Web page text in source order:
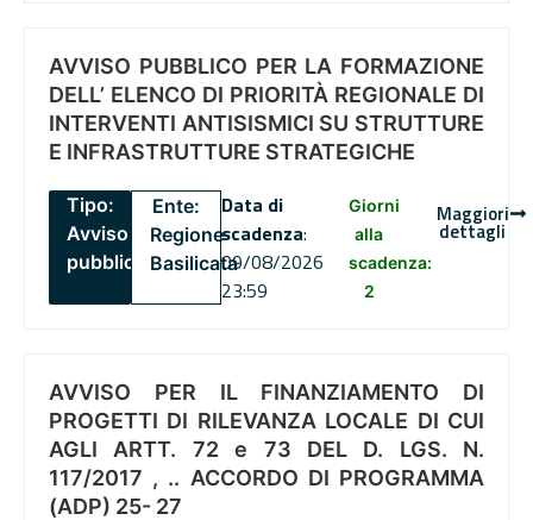
AVVISO PUBBLICO PER LA FORMAZIONE
DELL’ ELENCO DI PRIORITÀ REGIONALE DI
INTERVENTI ANTISISMICI SU STRUTTURE
E INFRASTRUTTURE STRATEGICHE
Tipo:
Avviso
pubblico
Ente:
Regione
Basilicata
Data di
scadenza:
09/08/2026
23:59
Giorni
alla
scadenza:
2
Maggiori
dettagli
AVVISO PER IL FINANZIAMENTO DI
PROGETTI DI RILEVANZA LOCALE DI CUI
AGLI ARTT. 72 e 73 DEL D. LGS. N.
117/2017 , .. ACCORDO DI PROGRAMMA
(ADP) 25- 27